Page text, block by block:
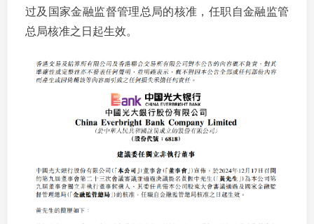
过及国家金融监督管理总局的核准，任职自金融监管
总局核准之日起生效。